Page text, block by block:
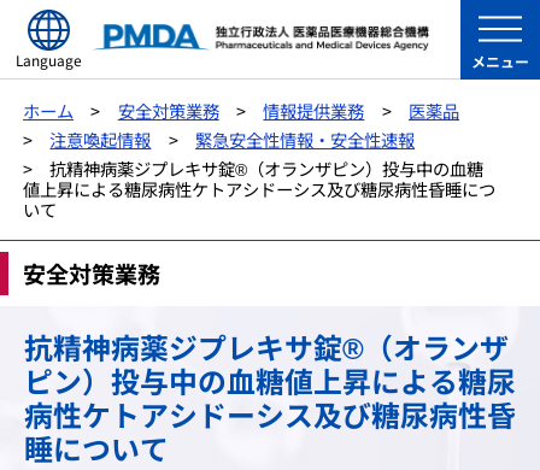
Language メニュー
ホーム 安全対策業務 情報提供業務
医薬品
注意喚起情報
緊急安全性情報・安全性速報
抗精神病薬ジプレキサ錠®（オランザピン）投与中の血糖
値上昇による糖尿病性ケトアシドーシス及び糖尿病性昏睡につ
いて
安全対策業務
抗精神病薬ジプレキサ錠®（オランザ
ピン）投与中の血糖値上昇による糖尿
病性ケトアシドーシス及び糖尿病性昏
睡について